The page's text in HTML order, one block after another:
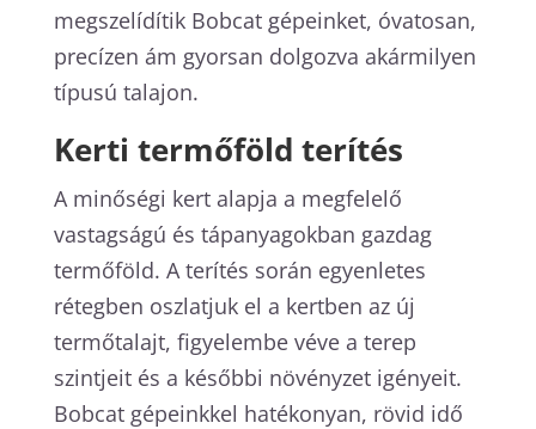
megszelídítik Bobcat gépeinket, óvatosan,
precízen ám gyorsan dolgozva akármilyen
típusú talajon.
Kerti termőföld terítés
A minőségi kert alapja a megfelelő
vastagságú és tápanyagokban gazdag
termőföld. A terítés során egyenletes
rétegben oszlatjuk el a kertben az új
termőtalajt, figyelembe véve a terep
szintjeit és a későbbi növényzet igényeit.
Bobcat gépeinkkel hatékonyan, rövid idő